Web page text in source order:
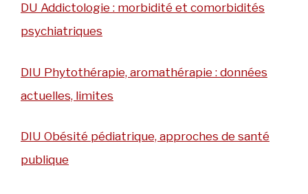
DU Addictologie : morbidité et comorbidités
psychiatriques
DIU Phytothérapie, aromathérapie : données
actuelles, limites
DIU Obésité pédiatrique, approches de santé
publique